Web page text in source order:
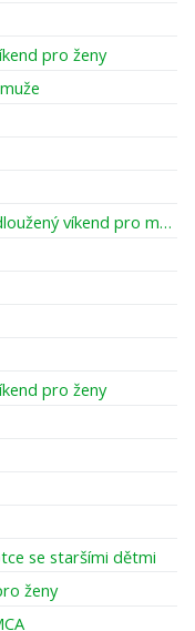
pro ženy
2023-11-17 Život v manželství 3 – prodloužený víkend pro muže
pro ženy
se staršími dětmi
ženy